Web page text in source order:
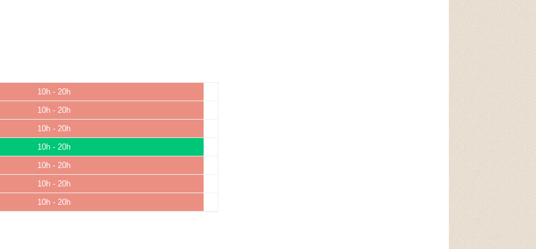
10h - 20h
10h - 20h
10h - 20h
10h - 20h
10h - 20h
10h - 20h
10h - 20h